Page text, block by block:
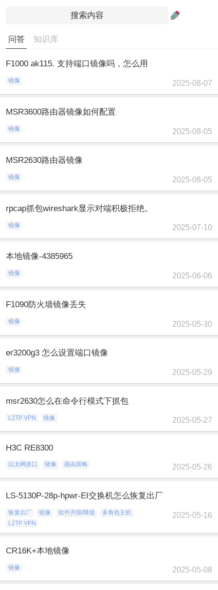
问答 知识库
F1000 ak115. 支持端口镜像吗，怎么用
镜像 2025-08-07
MSR3600路由器镜像如何配置
镜像 2025-08-05
MSR2630路由器镜像
镜像 2025-08-05
rpcap抓包wireshark显示对端积极拒绝。
镜像 2025-07-10
本地镜像-4385965
镜像 2025-06-06
F1090防火墙镜像丢失
镜像 2025-05-30
er3200g3 怎么设置端口镜像
镜像 2025-05-29
msr2630怎么在命令行模式下抓包
L2TP VPN 镜像 2025-05-27
H3C RE8300
以太网接口 镜像 路由策略 2025-05-26
LS-5130P-28p-hpwr-EI交换机怎么恢复出厂
恢复出厂 镜像 软件升级/降级
多角色主机
L2TP VPN
2025-05-16
CR16K+本地镜像
镜像 2025-05-08